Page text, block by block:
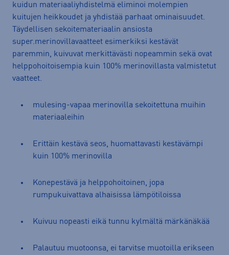
kuidun materiaaliyhdistelmä eliminoi molempien
kuitujen heikkoudet ja yhdistää parhaat ominaisuudet.
Täydellisen sekoitemateriaalin ansiosta
super.merinovillavaatteet esimerkiksi kestävät
paremmin, kuivuvat merkittävästi nopeammin sekä ovat
helppohoitoisempia kuin 100% merinovillasta valmistetut
vaatteet.
mulesing-vapaa merinovilla sekoitettuna muihin
materiaaleihin
Erittäin kestävä seos, huomattavasti kestävämpi
kuin 100% merinovilla
Konepestävä ja helppohoitoinen, jopa
rumpukuivattava alhaisissa lämpötiloissa
Kuivuu nopeasti eikä tunnu kylmältä märkänäkää
Palautuu muotoonsa, ei tarvitse muotoilla erikseen